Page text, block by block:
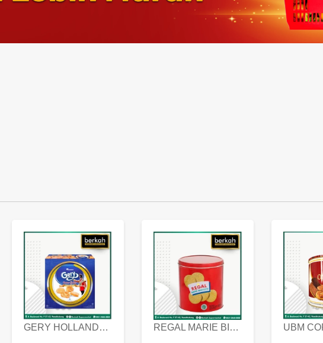
GERY HOLLANDA BUTTER COOKIES 450 GRAM REGAL MARIE BISCUIT KALENG 550 GRAM